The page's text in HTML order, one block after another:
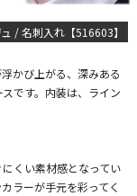
/ 名刺入れ【516603】
かび上がる、深みある
です。内装は、ライン
くい素材感となってい
ラーが手元を彩ってく